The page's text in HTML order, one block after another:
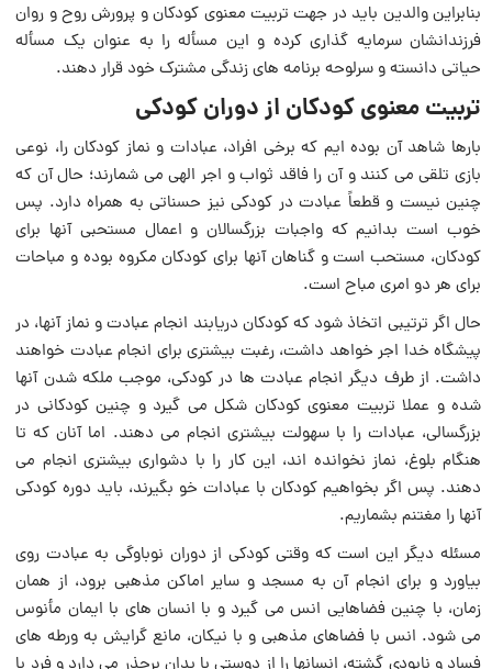
بنابراین والدین باید در جهت تربیت معنوی کودکان و پرورش روح و روان
فرزندانشان سرمایه گذاری کرده و این مسأله را به عنوان یک مسأله
حیاتی دانسته و سرلوحه برنامه های زندگی مشترک خود قرار دهند.
تربیت معنوی کودکان از دوران کودکی
بارها شاهد آن بوده ایم که برخی افراد، عبادات و نماز کودکان را، نوعی
بازی تلقی می کنند و آن را فاقد ثواب و اجر الهی می شمارند؛ حال آن که
چنین نیست و قطعاً عبادت در کودکی نیز حسناتی به همراه دارد. پس
خوب است بدانیم که واجبات بزرگسالان و اعمال مستحبی آنها برای
کودکان، مستحب است و گناهان آنها برای کودکان مکروه بوده و مباحات
برای هر دو امری مباح است.
حال اگر ترتیبی اتخاذ شود که کودکان دریابند انجام عبادت و نماز آنها، در
پیشگاه خدا اجر خواهد داشت، رغبت بیشتری برای انجام عبادت خواهند
داشت. از طرف دیگر انجام عبادت ها در کودکی، موجب ملکه شدن آنها
شده و عملا تربیت معنوی کودکان شکل می گیرد و چنین کودکانی در
بزرگسالی، عبادات را با سهولت بیشتری انجام می دهند. اما آنان که تا
هنگام بلوغ، نماز نخوانده اند، این کار را با دشواری بیشتری انجام می
دهند. پس اگر بخواهیم کودکان با عبادات خو بگیرند، باید دوره کودکی
آنها را مغتنم بشماریم.
مسئله دیگر این است که وقتی کودکی از دوران نوباوگی به عبادت روی
بیاورد و برای انجام آن به مسجد و سایر اماکن مذهبی برود، از همان
زمان، با چنین فضاهایی انس می گیرد و با انسان های با ایمان مأنوس
می شود. انس با فضاهای مذهبی و با نیکان، مانع گرایش به ورطه های